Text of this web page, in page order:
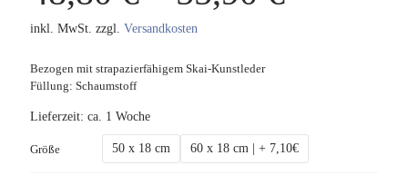
inkl. MwSt. zzgl. Versandkosten
Bezogen mit strapazierfähigem Skai-Kunstleder
Füllung: Schaumstoff
Lieferzeit: ca. 1 Woche
Größe 50 x 18 cm 60 x 18 cm | + 7,10€